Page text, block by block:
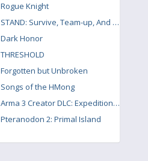
Rogue Knight
STAND: Survive, Team-up, And Never Die
Dark Honor
THRESHOLD
Forgotten but Unbroken
Songs of the HMong
Arma 3 Creator DLC: Expeditionary Forces
Pteranodon 2: Primal Island